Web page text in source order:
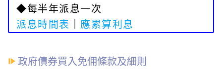
◆每半年派息一次
派息時間表 ｜ 應累算利息
政府債券買入免佣條款及細則